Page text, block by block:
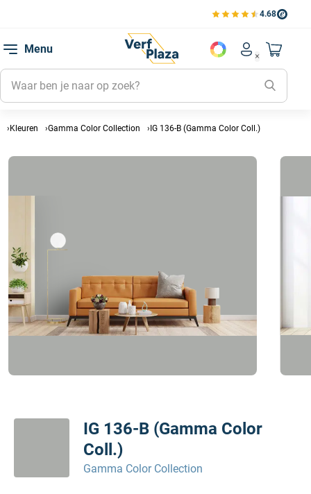
4.68
Bekijk de verfplaza
Menu
Account
Mijn
Mijn
Mijn
Naar
Kleuren Gamma Color Collection IG 136-B (Gamma Color Coll.)
IG 136-B (Gamma Color
Coll.)
Gamma Color Collection